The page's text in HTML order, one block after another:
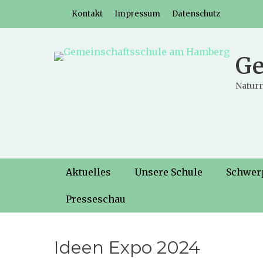
Header-Menü
Weiter
Kontakt Impressum Datenschutz
Hauptmenü
Weiter
Inhalt
Aktuelles Unsere Schule
Presseschau
Ideen Expo 2024